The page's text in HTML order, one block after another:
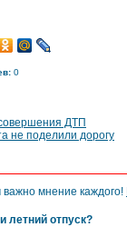
0
ДТП
не поделили дорогу
важно мнение каждого!
летний отпуск?